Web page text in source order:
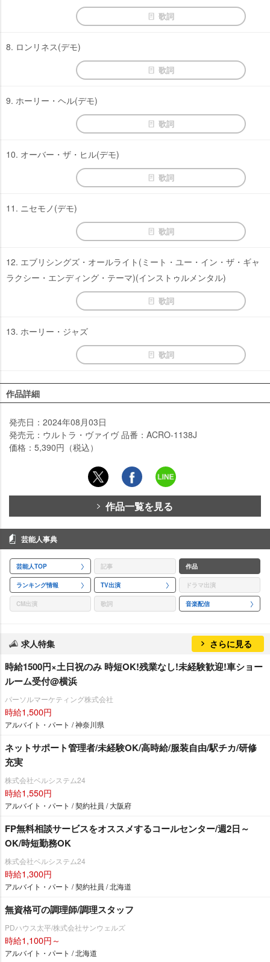
歌詞
8. ロンリネス(デモ)
歌詞
9. ホーリー・ヘル(デモ)
歌詞
10. オーバー・ザ・ヒル(デモ)
歌詞
11. ニセモノ(デモ)
歌詞
12. エブリシングズ・オールライト(ミート・ユー・イン・ザ・ギャ
ラクシー・エンディング・テーマ)(インストゥルメンタル)
歌詞
13. ホーリー・ジャズ
歌詞
作品詳細
発売日：2024年08月03日
発売元：ウルトラ・ヴァイヴ 品番：ACRO-1138J
価格：5,390円（税込）
作品一覧を見る
芸能人事典
芸能人TOP 記事 作品
ランキング情報 TV出演 ドラマ出演
CM出演 歌詞 音楽配信
求人特集 さらに見る
時給1500円×土日祝のみ 時短OK!残業なし!未経験歓迎!車ショー
ルーム受付@横浜
パーソルマーケティング株式会社
時給1,500円
アルバイト・パート / 神奈川県
ネットサポート管理者/未経験OK/高時給/服装自由/駅チカ/研修
充実
株式会社ベルシステム24
時給1,550円
アルバイト・パート / 契約社員 / 大阪府
FP無料相談サービスをオススメするコールセンター/週2日～
OK/時短勤務OK
株式会社ベルシステム24
時給1,300円
アルバイト・パート / 契約社員 / 北海道
無資格可の調理師/調理スタッフ
PDハウス太平/株式会社サンウェルズ
時給1,100円～
アルバイト・パート / 北海道